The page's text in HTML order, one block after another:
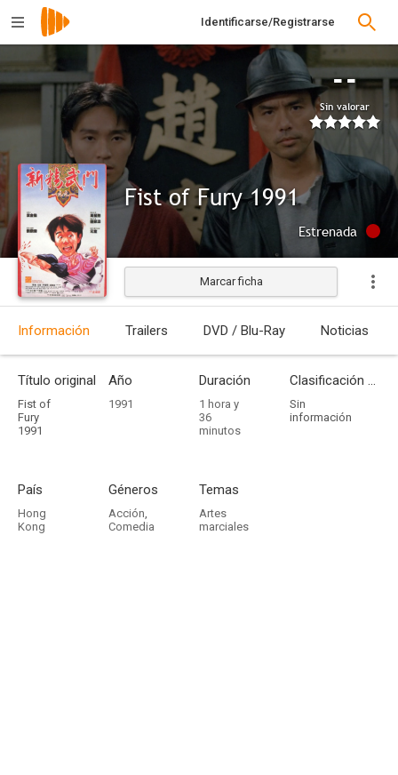
Identificarse/Registrarse
--
Sin valorar
Fist of Fury 1991
Estrenada
Marcar ficha
Información Trailers DVD / Blu-Ray Noticias
Título original
Fist of
Fury
1991
Año
1991
Duración
1 hora y
36
minutos
Clasificación por edades
Sin
información
País
Hong
Kong
Géneros
Acción,
Comedia
Temas
Artes
marciales